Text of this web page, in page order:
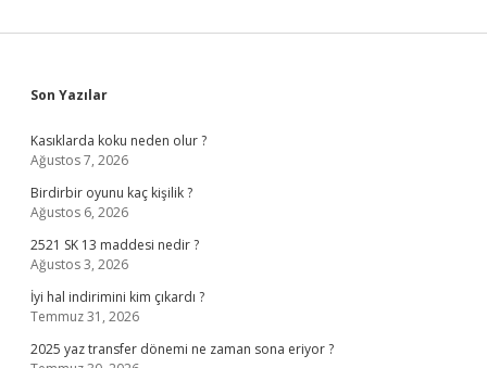
Sidebar
Son Yazılar
Kasıklarda koku neden olur ?
Ağustos 7, 2026
Birdirbir oyunu kaç kişilik ?
Ağustos 6, 2026
2521 SK 13 maddesi nedir ?
Ağustos 3, 2026
İyi hal indirimini kim çıkardı ?
Temmuz 31, 2026
2025 yaz transfer dönemi ne zaman sona eriyor ?